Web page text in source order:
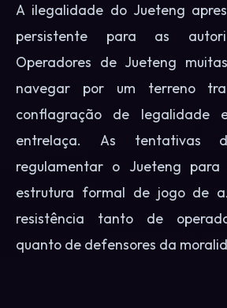
A ilegalidade do Jueteng
persistente para as
Operadores de Jueteng
navegar por um terreno
conflagração de legalidade
entrelaça. As tentativas
regulamentar o Jueteng
estrutura formal de jogo de
resistência tanto de
quanto de defensores da